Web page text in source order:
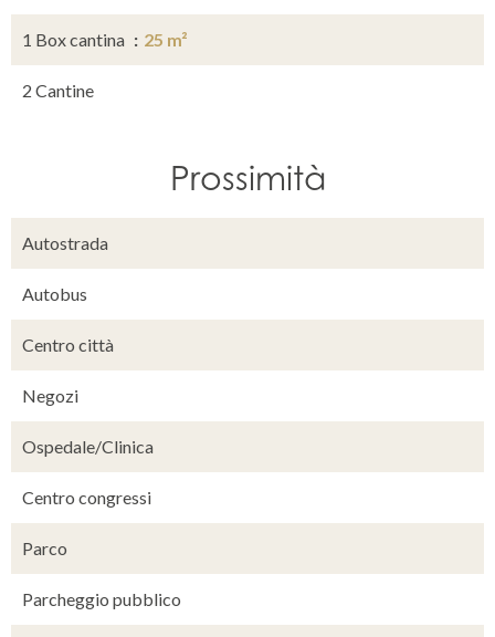
1 Box cantina 25 m²
2 Cantine
Prossimità
Autostrada
Autobus
Centro città
Negozi
Ospedale/Clinica
Centro congressi
Parco
Parcheggio pubblico